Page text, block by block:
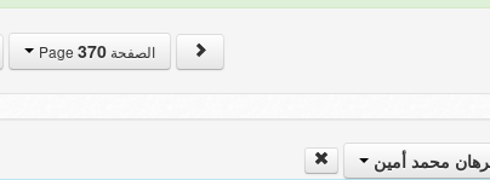
الصفحة Page370
محمد أمين